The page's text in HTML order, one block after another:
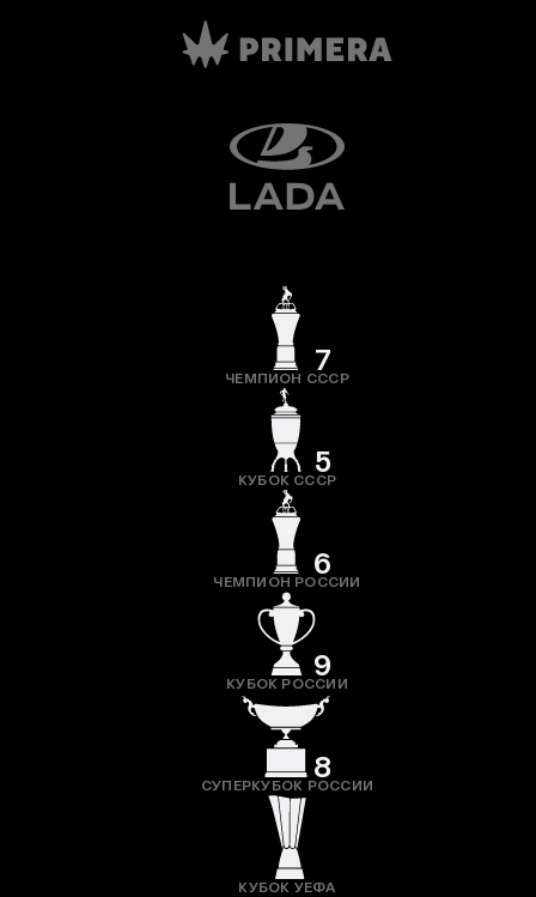
7
ЧЕМПИОН СССР
5
КУБОК СССР
6
ЧЕМПИОН РОССИИ
9
КУБОК РОССИИ
8
СУПЕРКУБОК РОССИИ
КУБОК УЕФА